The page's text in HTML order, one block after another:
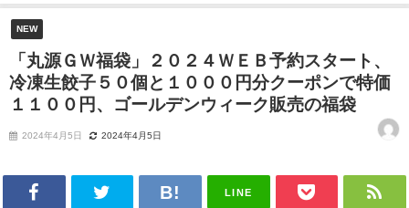
NEW
「丸源ＧＷ福袋」２０２４ＷＥＢ予約スタート、
冷凍生餃子５０個と１０００円分クーポンで特価
１１００円、ゴールデンウィーク販売の福袋
2024年4月5日 2024年4月5日
LINE